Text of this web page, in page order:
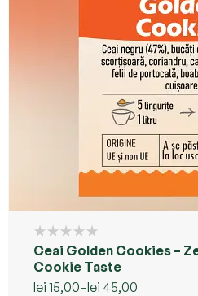
Ceai Golden Cookies –
Cookie Taste
lei 15,00–lei 45,00